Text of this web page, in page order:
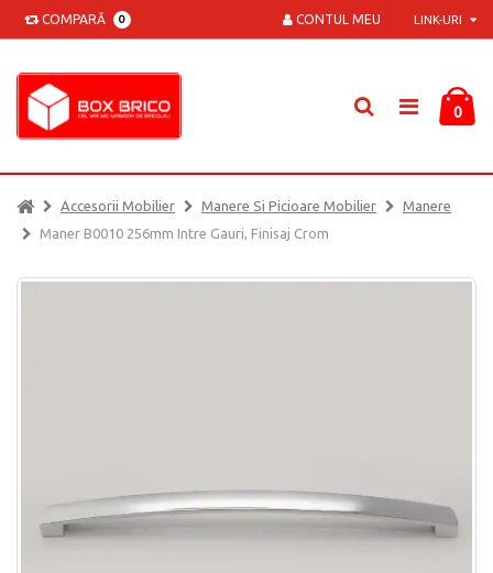
COMPARĂ 0 LINK-URI
CONTUL MEU
0
Accesorii Mobilier Manere Si Picioare Mobilier
Manere
Maner B0010 256mm Intre Gauri, Finisaj Crom